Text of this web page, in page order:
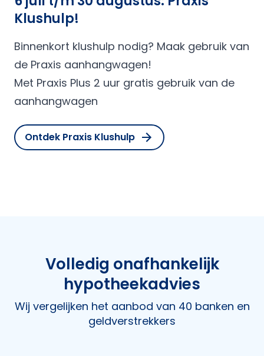
Klushulp!
Binnenkort klushulp nodig? Maak gebruik van
de Praxis aanhangwagen!
Met Praxis Plus 2 uur gratis gebruik van de
aanhangwagen
Ontdek Praxis Klushulp
Volledig onafhankelijk
hypotheekadvies
Wij vergelijken het aanbod van 40 banken en
geldverstrekkers